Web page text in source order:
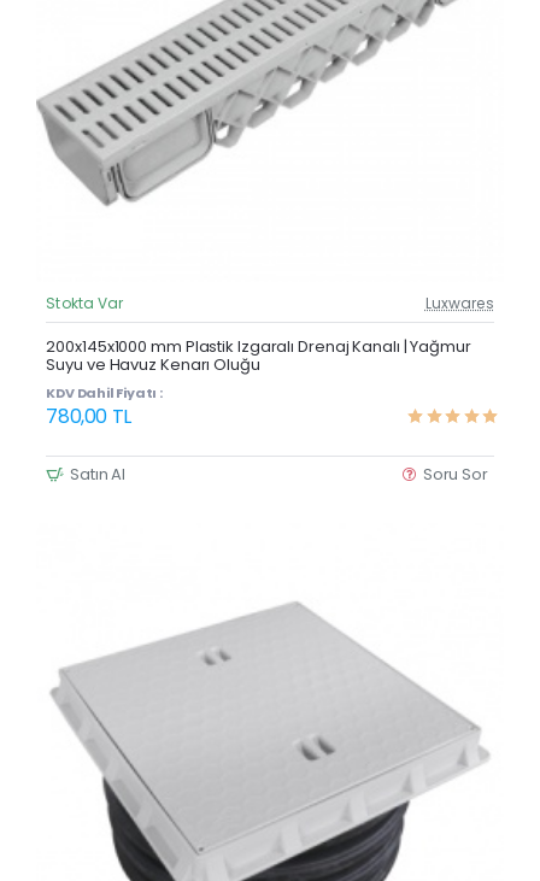
Güncel Fiyat
Çok Satan
Stokta Var Luxwares
200x145x1000 mm Plastik Izgaralı Drenaj Kanalı | Yağmur
Suyu ve Havuz Kenarı Oluğu
KDV Dahil Fiyatı :
780,00 TL
Satın Al Soru Sor